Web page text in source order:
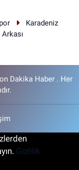
Karadeniz
Dakika Haber . Her
Gizlilik